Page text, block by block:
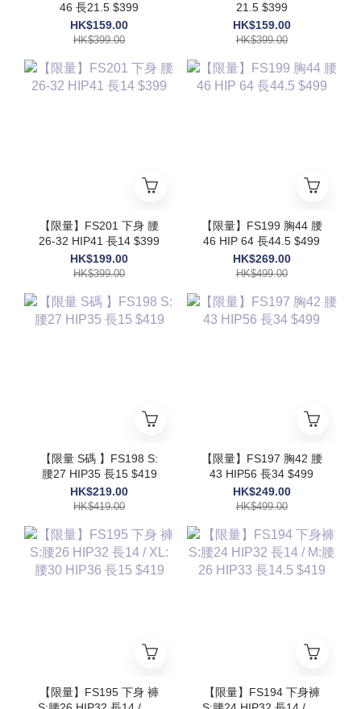
46 長21.5 $399
HK$159.00
HK$399.00
21.5 $399
HK$159.00
HK$399.00
【限量】FS201 下身 腰
26-32 HIP41 長14 $399
HK$199.00
HK$399.00
【限量】FS199 胸44 腰
46 HIP 64 長44.5 $499
HK$269.00
HK$499.00
【限量 S碼 】FS198 S:
腰27 HIP35 長15 $419
HK$219.00
HK$419.00
【限量】FS197 胸42 腰
43 HIP56 長34 $499
HK$249.00
HK$499.00
【限量】FS195 下身 褲
【限量】FS194 下身褲